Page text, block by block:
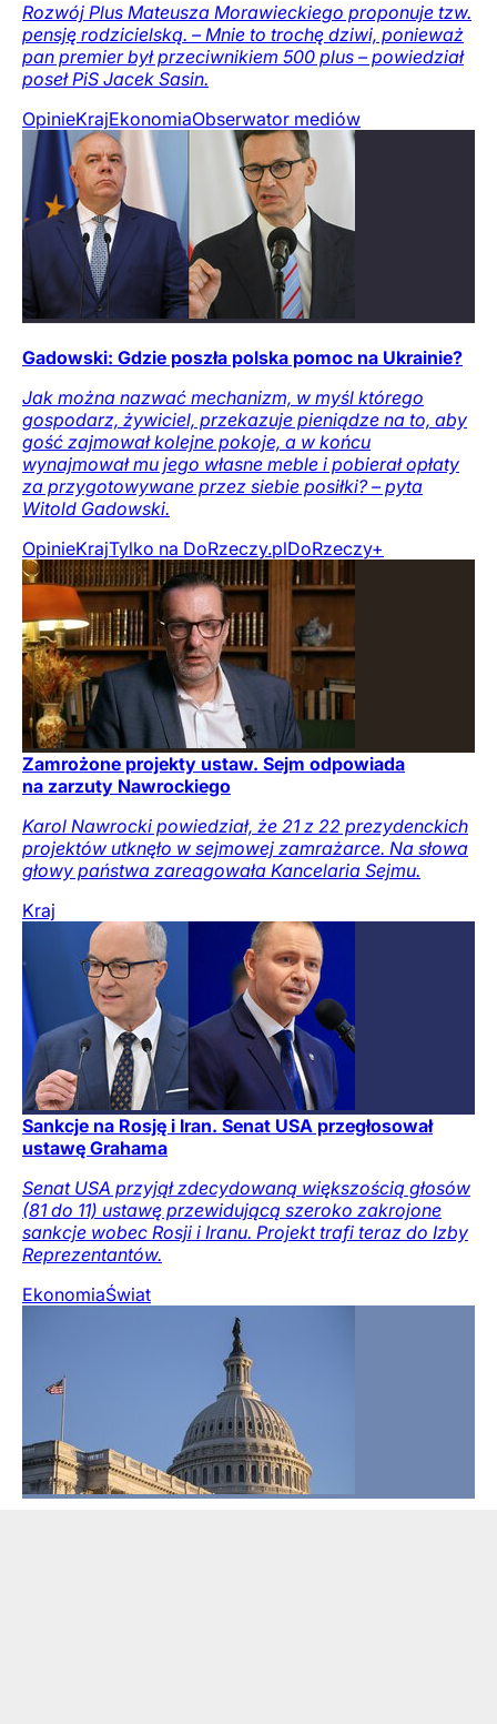
Rozwój Plus Mateusza Morawieckiego proponuje tzw.
pensję rodzicielską. – Mnie to trochę dziwi, ponieważ
pan premier był przeciwnikiem 500 plus – powiedział
poseł PiS Jacek Sasin.
OpinieKrajEkonomiaObserwator mediów
Gadowski: Gdzie poszła polska pomoc na Ukrainie?
Jak można nazwać mechanizm, w myśl którego
gospodarz, żywiciel, przekazuje pieniądze na to, aby
gość zajmował kolejne pokoje, a w końcu
wynajmował mu jego własne meble i pobierał opłaty
za przygotowywane przez siebie posiłki? – pyta
Witold Gadowski.
OpinieKrajTylko na DoRzeczy.plDoRzeczy+
Zamrożone projekty ustaw. Sejm odpowiada
na zarzuty Nawrockiego
Karol Nawrocki powiedział, że 21 z 22 prezydenckich
projektów utknęło w sejmowej zamrażarce. Na słowa
głowy państwa zareagowała Kancelaria Sejmu.
Kraj
Sankcje na Rosję i Iran. Senat USA przegłosował
ustawę Grahama
Senat USA przyjął zdecydowaną większością głosów
(81 do 11) ustawę przewidującą szeroko zakrojone
sankcje wobec Rosji i Iranu. Projekt trafi teraz do Izby
Reprezentantów.
EkonomiaŚwiat